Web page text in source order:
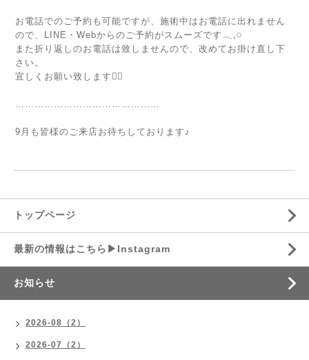
お電話でのご予約も可能ですが、施術中はお電話に出れません
ので、LINE・Webからのご予約がスムーズです𓂃𓈒𓏸
また折り返しのお電話は致しませんので、改めてお掛け直し下
さい。
宜しくお願い致します🙇‍♀️
………………………………………
9月も皆様のご来店お待ちしております♪
トップページ
最新の情報はこちら▶︎Instagram
お知らせ
2026-08（2）
2026-07（2）